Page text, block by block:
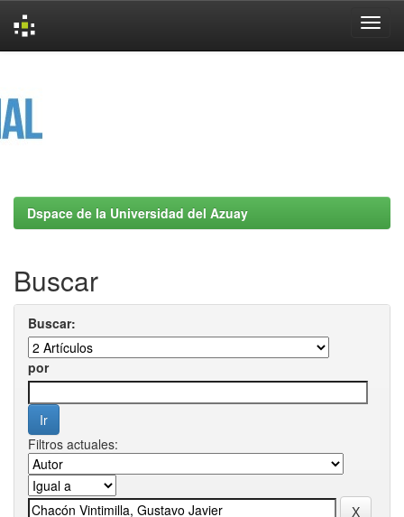
Dspace de la Universidad del Azuay
Buscar
Buscar:
por
Filtros actuales: